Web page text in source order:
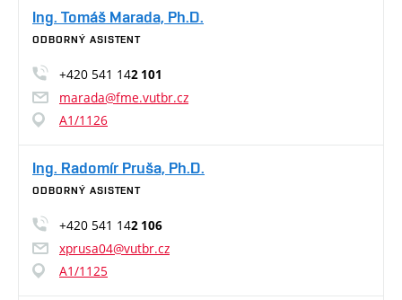
Ing. Tomáš Marada, Ph.D.
ODBORNÝ ASISTENT
+420 541 142 101
marada@fme.vutbr.cz
A1/1126
Ing. Radomír Pruša, Ph.D.
ODBORNÝ ASISTENT
+420 541 142 106
xprusa04@vutbr.cz
A1/1125